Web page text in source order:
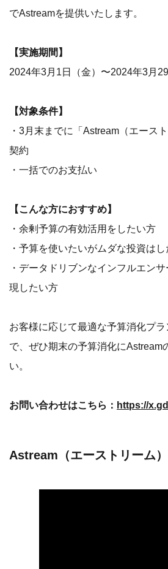
でAstreamを提供いたします。
【実施期間】
2024年3月1日（金）〜2024年3月29
【対象条件】
・3月末までに「Astream（エース
契約
・一括でのお支払い
【こんな方におすすめ】
・余剰予算の有効活用をしたい方
・予算を使いたいがムダな投資は
・データドリブンなインフルエン
現したい方
お客様に応じて最適な予算消化プ
で、ぜひ期末の予算消化にAstream
い。
お問い合わせはこちら： https://
Astream（エーストリーム